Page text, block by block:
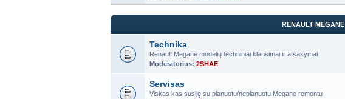
RENAULT MEGANE
Technika
Renault Megane modelių techniniai klausimai ir atsakymai
Moderatorius: 2SHAE
Servisas
Viskas kas susiję su planuotu/neplanuotu Megane remontu